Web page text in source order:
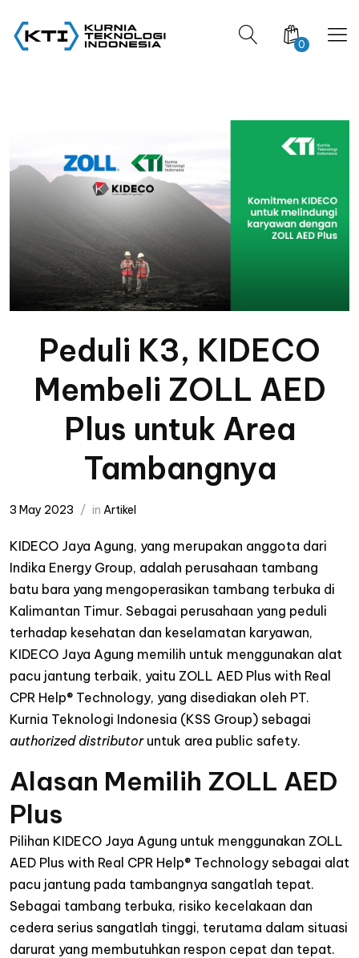
0
Peduli K3, KIDECO
Membeli ZOLL AED
Plus untuk Area
Tambangnya
3 May 2023 in Artikel
KIDECO Jaya Agung, yang merupakan anggota dari
Indika Energy Group, adalah perusahaan tambang
batu bara yang mengoperasikan tambang terbuka di
Kalimantan Timur. Sebagai perusahaan yang peduli
terhadap kesehatan dan keselamatan karyawan,
KIDECO Jaya Agung memilih untuk menggunakan alat
pacu jantung terbaik, yaitu ZOLL AED Plus with Real
CPR Help® Technology, yang disediakan oleh PT.
Kurnia Teknologi Indonesia (KSS Group) sebagai
authorized distributoruntuk area public safety.
Alasan Memilih ZOLL AED
Plus
Pilihan KIDECO Jaya Agung untuk menggunakan ZOLL
AED Plus with Real CPR Help® Technology sebagai alat
pacu jantung pada tambangnya sangatlah tepat.
Sebagai tambang terbuka, risiko kecelakaan dan
cedera serius sangatlah tinggi, terutama dalam situasi
darurat yang membutuhkan respon cepat dan tepat.